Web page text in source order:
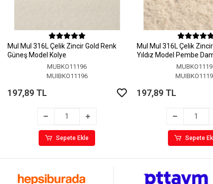
MuI MuI 316L Çelik Zincir Gold Renk
Güneş Model Kolye
MUBKO11196
MUIBKO11196
197,89 TL
Sepete Ekle
MuI MuI 316L Çelik
Yıldız Model Pembe
197,89 TL
Sepete